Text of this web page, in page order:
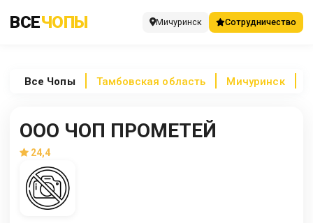
ВСЕЧОПЫ Мичуринск Сотрудничество
Все Чопы Тамбовская область Мичуринск
ООО ЧОП ПРОМЕТЕЙ
24,4